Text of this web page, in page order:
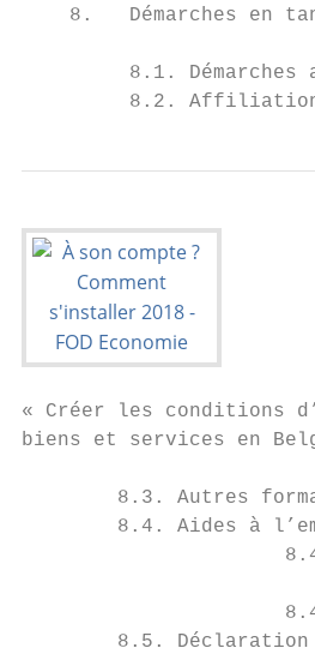
8.   Démarches en
8.1. Démarches
8.2.
« Créer les conditions
biens et services en
8.3. Autres
8.4. Aides à
8.5.